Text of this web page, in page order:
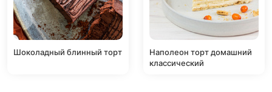
Шоколадный блинный торт
Наполеон торт домашний
классический